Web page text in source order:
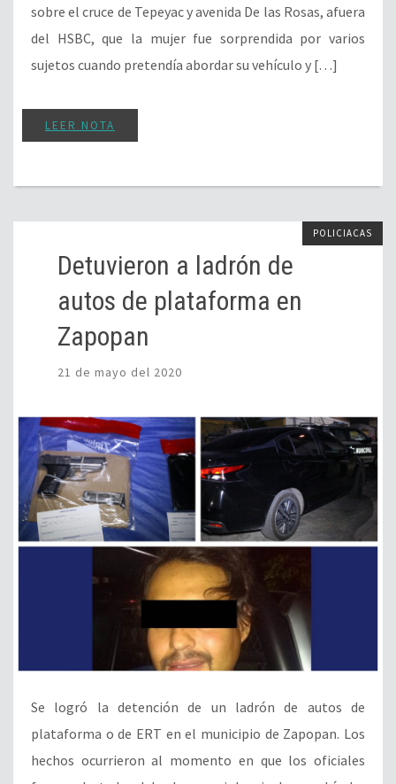
sobre el cruce de Tepeyac y avenida De las Rosas, afuera
del HSBC, que la mujer fue sorprendida por varios
sujetos cuando pretendía abordar su vehículo y […]
LEER NOTA
POLICIACAS
Detuvieron a ladrón de
autos de plataforma en
Zapopan
21 de mayo del 2020
Se logró la detención de un ladrón de autos de
plataforma o de ERT en el municipio de Zapopan. Los
hechos ocurrieron al momento en que los oficiales